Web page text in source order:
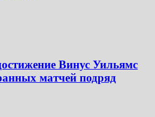
Винус Уильямс
матчей подряд